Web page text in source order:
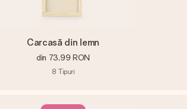
Carcasă din lemn
din 73,99 RON
8 Tipuri